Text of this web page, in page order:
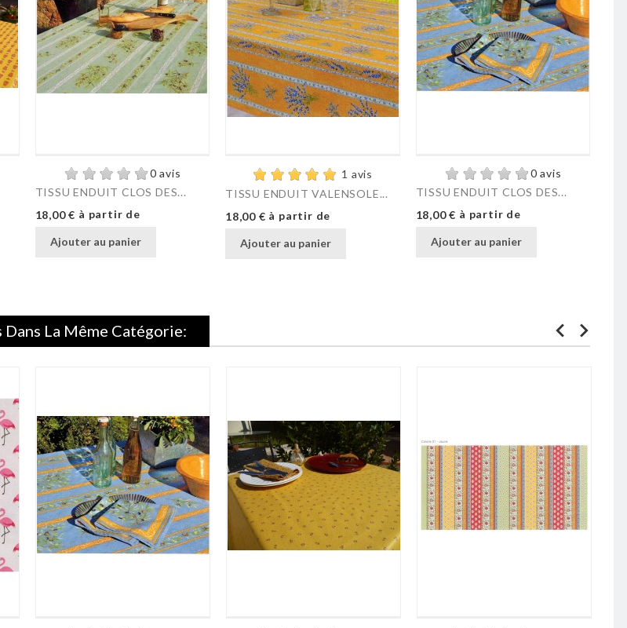
0 avis
TISSU ENDUIT CLOS DES...
Prix
18,00 € à partir de
Ajouter au panier
1 avis
TISSU ENDUIT VALENSOLE...
Prix
18,00 € à partir de
Ajouter au panier
0 avis
TISSU ENDUIT CLOS DES...
Prix
18,00 € à partir de
Ajouter au panier
La Même Catégorie: